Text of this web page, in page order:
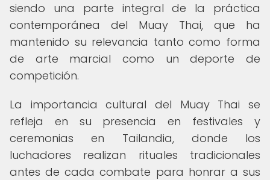
siendo una parte integral de la práctica
contemporánea del Muay Thai, que ha
mantenido su relevancia tanto como forma
de arte marcial como un deporte de
competición.
La importancia cultural del Muay Thai se
refleja en su presencia en festivales y
ceremonias en Tailandia, donde los
luchadores realizan rituales tradicionales
antes de cada combate para honrar a sus